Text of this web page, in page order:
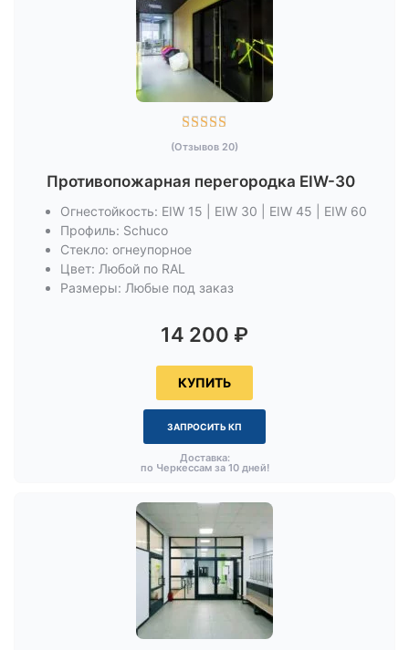
оконным блоком
С дверным блоком
Угловые
Перегородки с
остеклением более 25%
Декоративные
Сплошные
Торговые
Перегородки до потолка
С сэндвич-

(Отзывов 20)
Противопожарная перегородка EIW-30
Огнестойкость: EIW 15 | EIW 30 | EIW 45 | EIW 60
Профиль: Schuco
Стекло: огнеупорное
Цвет: Любой по RAL
Размеры: Любые под заказ
14 200 ₽
КУПИТЬ
ЗАПРОСИТЬ КП
Доставка:
по Черкессам за 10 дней!